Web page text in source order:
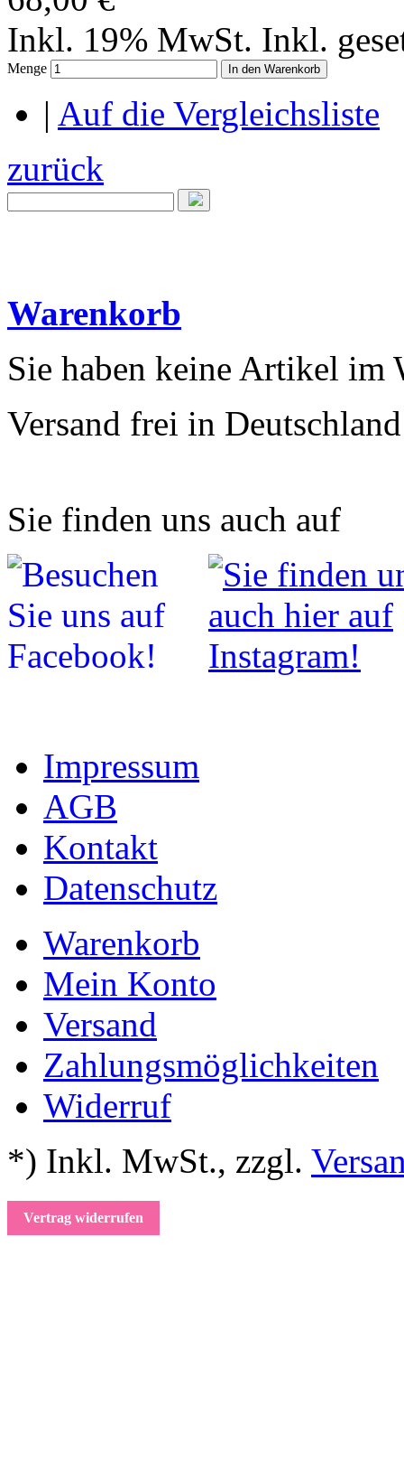
Inkl. 19% MwSt. Inkl.
Menge In den Warenkorb
| Auf die Vergleichsliste
zurück
Warenkorb
Sie haben keine Artikel im
Versand frei in
Sie finden uns auch auf
Impressum
AGB
Kontakt
Datenschutz
Warenkorb
Mein Konto
Versand
Zahlungsmöglichkeiten
Widerruf
*) Inkl. MwSt., zzgl.
Vertrag widerrufen